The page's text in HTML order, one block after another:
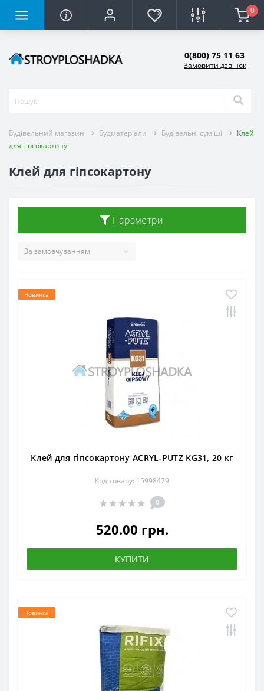
0
0(800) 75 11 63
Замовити дзвінок
Будівельний магазин Будматеріали Будівельні суміші
Клей
для гіпсокартону
Клей для гіпсокартону
Параметри
Новинка
Клей для гіпсокартону ACRYL-PUTZ KG31, 20 кг
Код товару: 15998479
0
520.00 грн.
КУПИТИ
Новинка